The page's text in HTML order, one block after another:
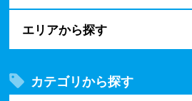
エリアから探す
カテゴリから探す